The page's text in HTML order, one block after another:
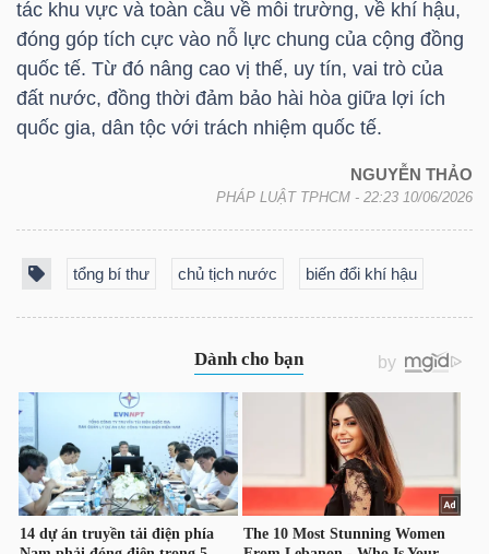
tác khu vực và toàn cầu về môi trường, về khí hậu,
đóng góp tích cực vào nỗ lực chung của cộng đồng
quốc tế. Từ đó nâng cao vị thế, uy tín, vai trò của
đất nước, đồng thời đảm bảo hài hòa giữa lợi ích
quốc gia, dân tộc với trách nhiệm quốc tế.
NGUYỄN THẢO
PHÁP LUẬT TPHCM - 22:23 10/06/2026
tổng bí thư chủ tịch nước biến đổi khí hậu
DỊCH
VỤ
TRUYỀN
BẤT
ĐỘNG
SẢN